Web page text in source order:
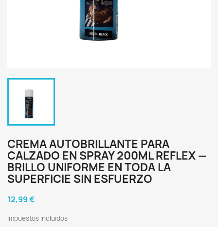
CREMA AUTOBRILLANTE PARA
CALZADO EN SPRAY 200ML REFLEX —
BRILLO UNIFORME EN TODA LA
SUPERFICIE SIN ESFUERZO
12,99 €
Impuestos incluidos